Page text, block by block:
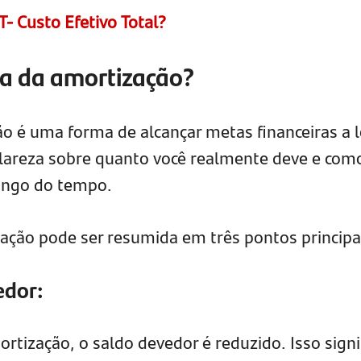
Custo Efetivo Total?
da amortização?
é uma forma de alcançar metas financeiras a
sobre quanto você realmente deve e
do tempo.
pode ser resumida em três pontos
o saldo devedor é reduzido. Isso